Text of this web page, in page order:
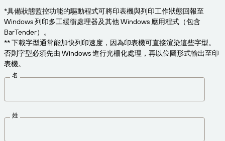
產品
定價
歡迎免費試用
解決方案概觀
關於我們
職涯
新聞中心
*具備狀態監控功能的驅動程式可將印表機與列印工作狀態回報至
Windows 列印多工緩衝處理器及其他 Windows 應用程式（包含
BarTender）。
** 下載字型通常能加快列印速度，因為印表機可直接渲染這些字型。
否則字型必須先由 Windows 進行光柵化處理，再以位圖形式輸出至印
表機。
名
姓